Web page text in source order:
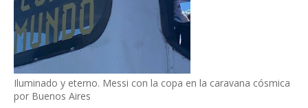
Iluminado y eterno. Messi con la copa en la caravana cósmica
por Buenos Aires